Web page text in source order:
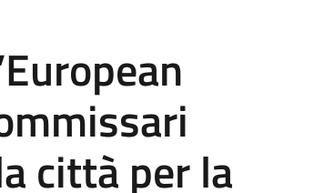
città per la